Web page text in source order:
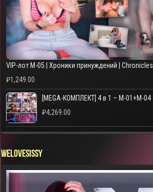
VIP-лот M-05 | Хроники принуждений |
₽1,249.00
[MEGA-КОМПЛЕКТ] 4 в 1 – M-01+M-
₽4,269.00
WELOVESISSY